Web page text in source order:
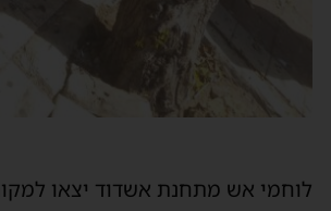
לוחמי אש מתחנת אשדוד יצאו